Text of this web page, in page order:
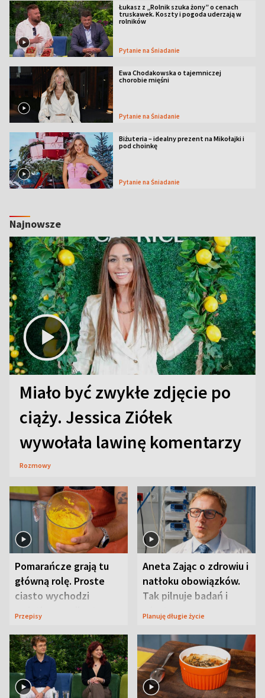
Łukasz z „Rolnik szuka żony” o cenach
truskawek. Koszty i pogoda uderzają w
rolników
Pytanie na Śniadanie
Ewa Chodakowska o tajemniczej
chorobie mięśni
Pytanie na Śniadanie
Biżuteria – idealny prezent na Mikołajki i
pod choinkę
Pytanie na Śniadanie
Najnowsze
Miało być zwykłe zdjęcie po
ciąży. Jessica Ziółek
wywołała lawinę komentarzy
Rozmowy
Pomarańcze grają tu
główną rolę. Proste
ciasto wychodzi
wyjątkowo wilgotne
Przepisy
Aneta Zając o zdrowiu i
natłoku obowiązków.
Tak pilnuje badań i
wizyt
Planuję długie życie